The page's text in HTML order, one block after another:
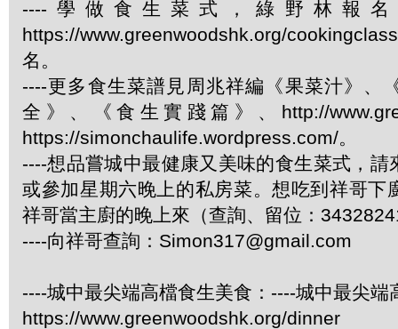
----學做食生菜式，綠野林報
https://www.greenwoodshk.org/
名。
----更多食生菜譜見周兆祥編《果菜汁》、
全》、《食生實踐篇》、http://
https://simonchaulife.wordpress.com/。
----想品嘗城中最健康又美味的食生菜式，請
或參加星期六晚上的私房菜。想吃到祥哥下
祥哥當主廚的晚上來（查詢、留位：
----向祥哥查詢： Simon317@gmail.com
----城中最尖端高檔食生美食：----城中最尖端
https://www.greenwoodshk.org/dinner